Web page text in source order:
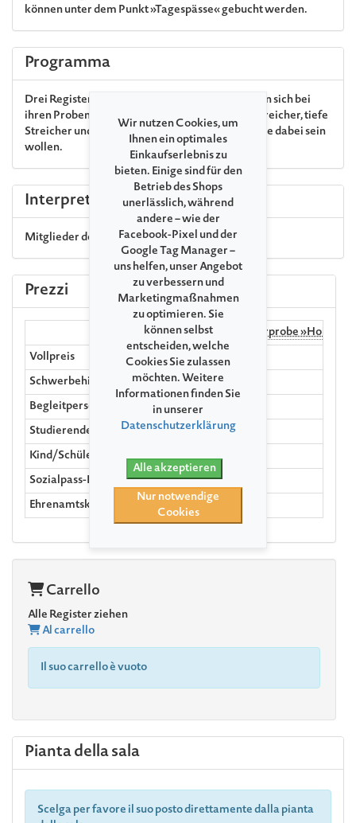
können unter dem Punkt »Tagespässe« gebucht werden.
Programma
Drei Register der NDR Radiophilharmonie lassen sich bei
ihren Proben über die Schulter schauen: hohe Streicher, tiefe
Streicher und Bläser. Suchen Sie selbst aus, wo Sie dabei sein
wollen.
Interpreti
Mitglieder der NDR Radiophilharmonie
Prezzi
Registerprobe »Hohe
Vollpreis
Schwerbehinderte ab dem Grad 70%
Begleitperson
Studierende/Azubis/BFD bis 30 Jahre
Kind/Schüler (4-18 Jahre)
Sozialpass-Inhaber:innen
Ehrenamtskarte
Carrello
Alle Register ziehen
Al carrello
Il suo carrello è vuoto
Pianta della sala
Scelga per favore il suo posto direttamente dalla pianta
Wir nutzen Cookies, um
Ihnen ein optimales
Einkaufserlebnis zu
bieten. Einige sind für den
Betrieb des Shops
unerlässlich, während
andere – wie der
Facebook-Pixel und der
Google Tag Manager –
uns helfen, unser Angebot
zu verbessern und
Marketingmaßnahmen
zu optimieren. Sie
können selbst
entscheiden, welche
Cookies Sie zulassen
möchten. Weitere
Informationen finden Sie
in unserer
Datenschutzerklärung
Alle akzeptieren
Nur notwendige
Cookies